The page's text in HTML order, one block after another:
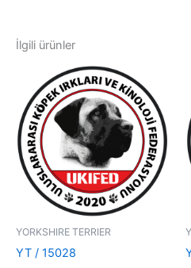
İlgili ürünler
YORKSHIRE TERRIER
YT / 15028